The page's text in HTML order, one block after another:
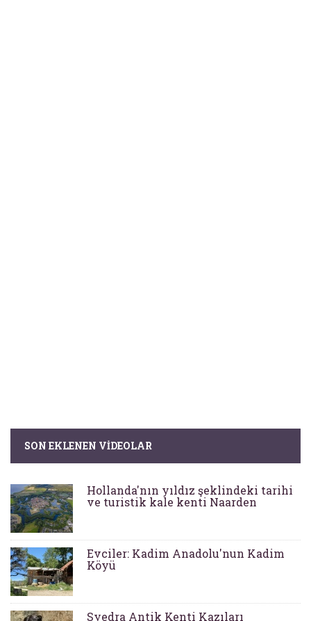
SON EKLENEN VIDEOLAR
Hollanda'nın yıldız şeklindeki tarihi
ve turistik kale kenti Naarden
Evciler: Kadim Anadolu'nun Kadim
Köyü
Syedra Antik Kenti Kazıları